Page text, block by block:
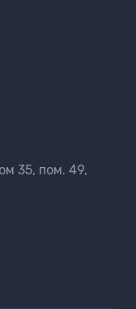
35, пом. 49,